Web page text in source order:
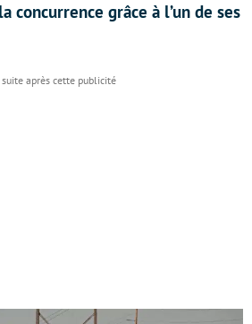
concurrence grâce à l’un de ses